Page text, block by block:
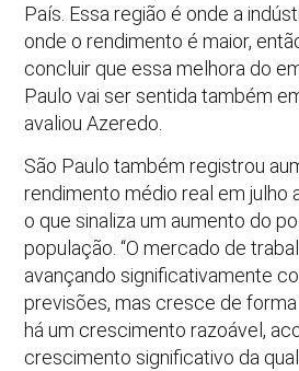
País. Essa região é onde a
onde o rendimento é maior,
concluir que essa melhora do
Paulo vai ser sentida também
avaliou Azeredo.
São Paulo também registrou
rendimento médio real em julho
o que sinaliza um aumento do
população. “O mercado de
avançando significativamente
previsões, mas cresce de
há um crescimento razoável,
crescimento significativo da